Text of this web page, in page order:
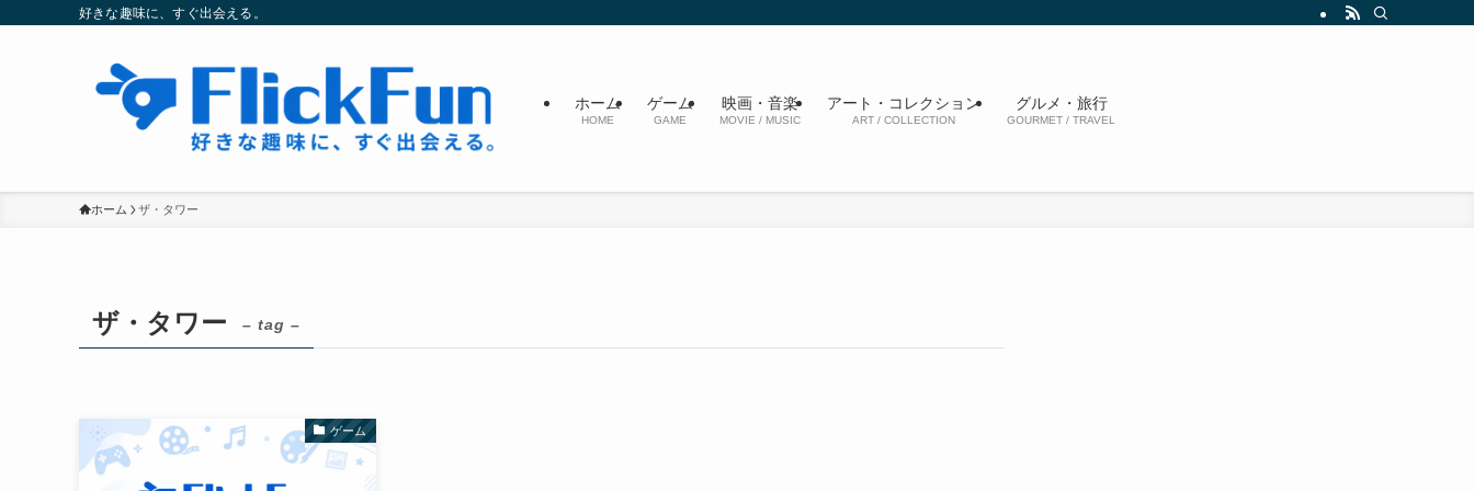
好きな趣味に、すぐ出会える。
ホーム
HOME
ゲーム
GAME
映画・音楽
MOVIE / MUSIC
アート・コレクション
ART / COLLECTION
グルメ・旅行
GOURMET / TRAVEL
ホーム ザ・タワー
ザ・タワー – tag –
ゲーム